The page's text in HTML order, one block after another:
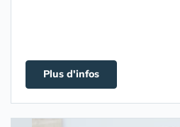
Plus d'infos